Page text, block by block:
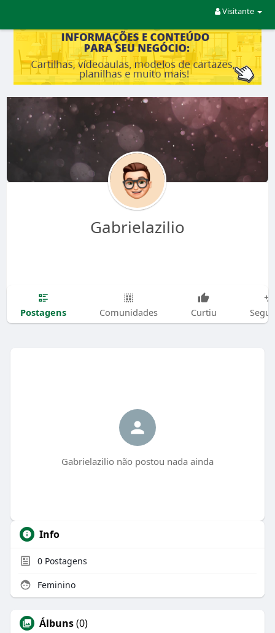
Visitante
Gabrielazilio
Postagens Comunidades Curtiu
Gabrielazilio não postou nada ainda
Info
0Postagens
Feminino
Álbuns(0)